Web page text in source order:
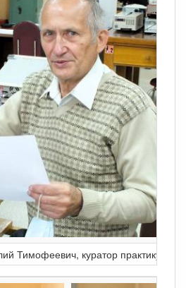
Тимофеевич, куратор практикума